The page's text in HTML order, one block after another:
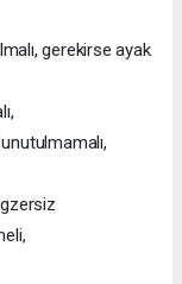
gerekirse ayak